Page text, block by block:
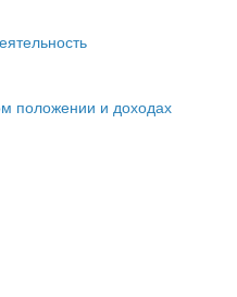
положении и доходах